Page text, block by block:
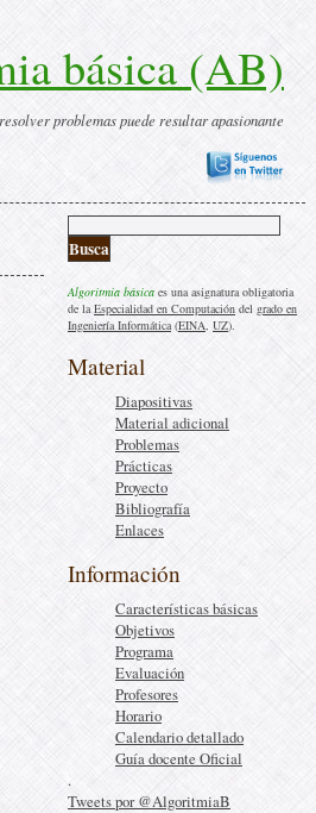
básica (AB)
problemas puede resultar apasionante
Algoritmia básica es una asignatura obligatoria
de laEspecialidad en Computación del grado en
Ingeniería Informática(EINA, UZ).
Material
Diapositivas
Material adicional
Problemas
Prácticas
Proyecto
Bibliografía
Enlaces
Información
Características básicas
Objetivos
Programa
Evaluación
Profesores
Horario
Calendario detallado
Guía docente Oficial
.
Tweets por @AlgoritmiaB